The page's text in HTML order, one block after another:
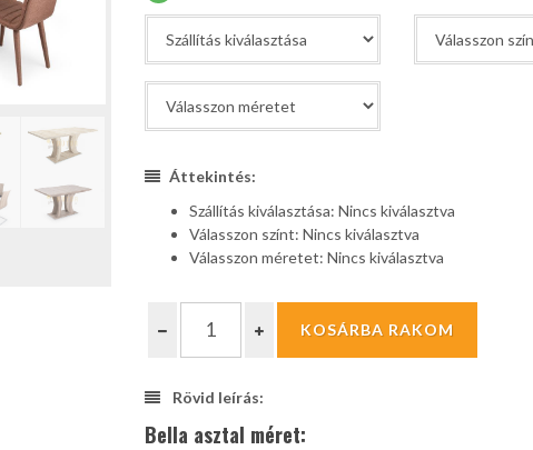
Áttekintés:
Szállítás kiválasztása: Nincs kiválasztva
Válasszon színt: Nincs kiválasztva
Válasszon méretet: Nincs kiválasztva
Rövid leírás:
Bella asztal méret: